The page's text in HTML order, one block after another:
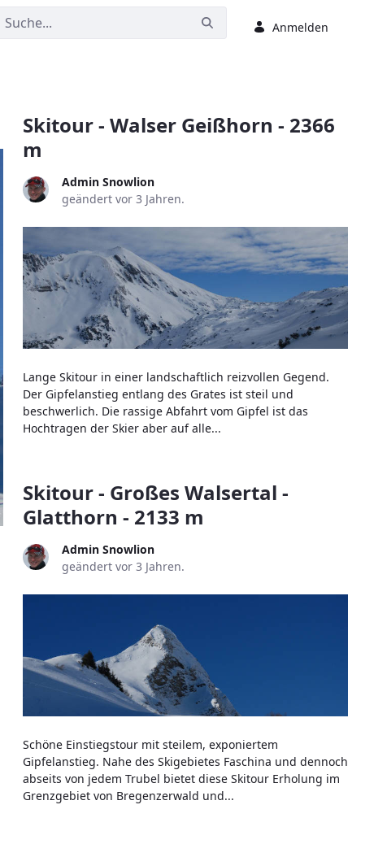
Anmelden
Skitour - Walser Geißhorn - 2366
m
Admin Snowlion
geändert vor 3 Jahren.
Lange Skitour in einer landschaftlich reizvollen Gegend.
Der Gipfelanstieg entlang des Grates ist steil und
beschwerlich. Die rassige Abfahrt vom Gipfel ist das
Hochtragen der Skier aber auf alle...
Skitour - Großes Walsertal -
Glatthorn - 2133 m
Admin Snowlion
geändert vor 3 Jahren.
Schöne Einstiegstour mit steilem, exponiertem
Gipfelanstieg. Nahe des Skigebietes Faschina und dennoch
abseits von jedem Trubel bietet diese Skitour Erholung im
Grenzgebiet von Bregenzerwald und...